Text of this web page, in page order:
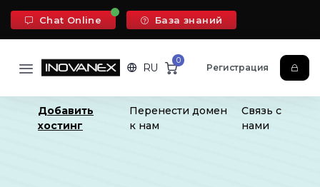
Chat Online База знаний
RU
0
Регистрация
Добавить
хостинг
Перенести домен
к нам
Связь с
нами